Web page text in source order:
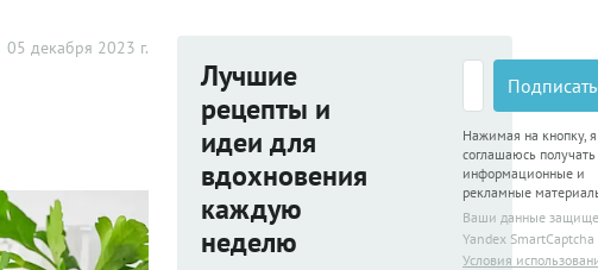
05 декабря 2023 г.
Лучшие
рецепты и
идеи для
вдохновения
каждую
неделю
Нажимая на кнопку, я
соглашаюсь получать
информационные и
рекламные
Ваши данные
Yandex SmartCaptcha
Условия